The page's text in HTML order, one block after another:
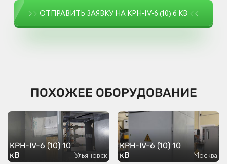
ОТПРАВИТЬ ЗАЯВКУ НА КРН-IV-6 (10) 6 КВ
ПОХОЖЕЕ ОБОРУДОВАНИЕ
КРН-IV-6 (10) 10
кВ
Ульяновск
КРН-IV-6 (10) 10
кВ
Москва